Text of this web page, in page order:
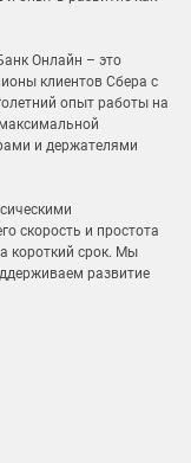
Онлайн – это
клиентов Сбера с
опыт работы на
и держателями
скорость и простота
короткий срок. Мы
развитие